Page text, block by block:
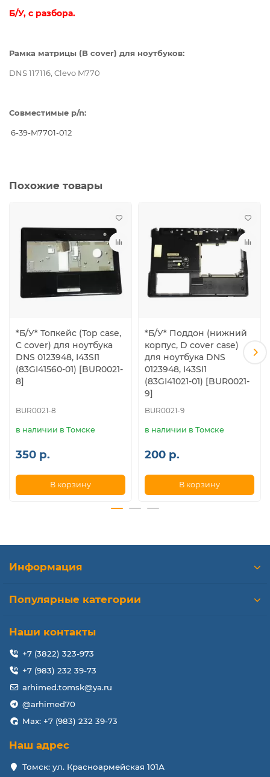
Б/У, с разбора.
Рамка матрицы (B cover) для ноутбуков:
DNS 117116, Clevo M770
Совместимые p/n:
6-39-M7701-012
Похожие товары
*Б/У* Топкейс (Top case,
C cover) для ноутбука
DNS 0123948, I43SI1
(83GI41560-01) [BUR0021-
8]
BUR0021-8
в наличии в Томске
350 р.
В корзину
*Б/У* Поддон (нижний
корпус, D cover case)
для ноутбука DNS
0123948, I43SI1
(83GI41021-01) [BUR0021-
9]
BUR0021-9
в наличии в Томске
200 р.
В корзину
Информация
Популярные категории
Наши контакты
+7 (3822) 323-973
+7 (983) 232 39-73
arhimed.tomsk@ya.ru
@arhimed70
Max: +7 (983) 232 39-73
Наш адрес
Томск: ул. Красноармейская 101А